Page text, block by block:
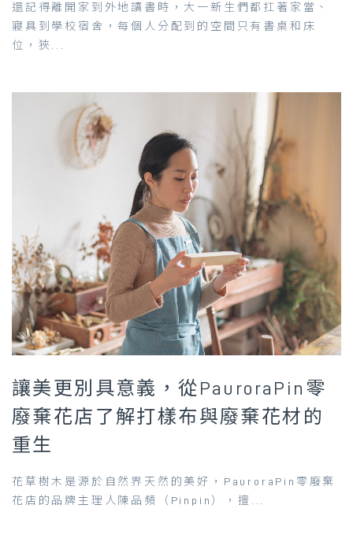
還記得離開家到外地讀書時，大一新生們都扛著家當、
寢具到學校宿舍，每個人分配到的空間只有書桌和床
位，狹...
讓美更別具意義，從PauroraPin零
廢棄花店了解打樣布與廢棄花材的
重生
花草樹木是源於自然界天然的美好，PauroraPin零廢棄
花店的品牌主理人陳品頻（Pinpin），擅...